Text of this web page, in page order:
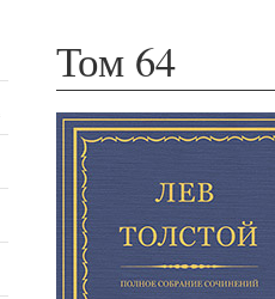
Том 64